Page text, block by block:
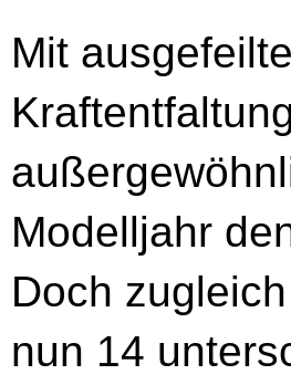
Mit
Modelljahr
Doch
nun 14